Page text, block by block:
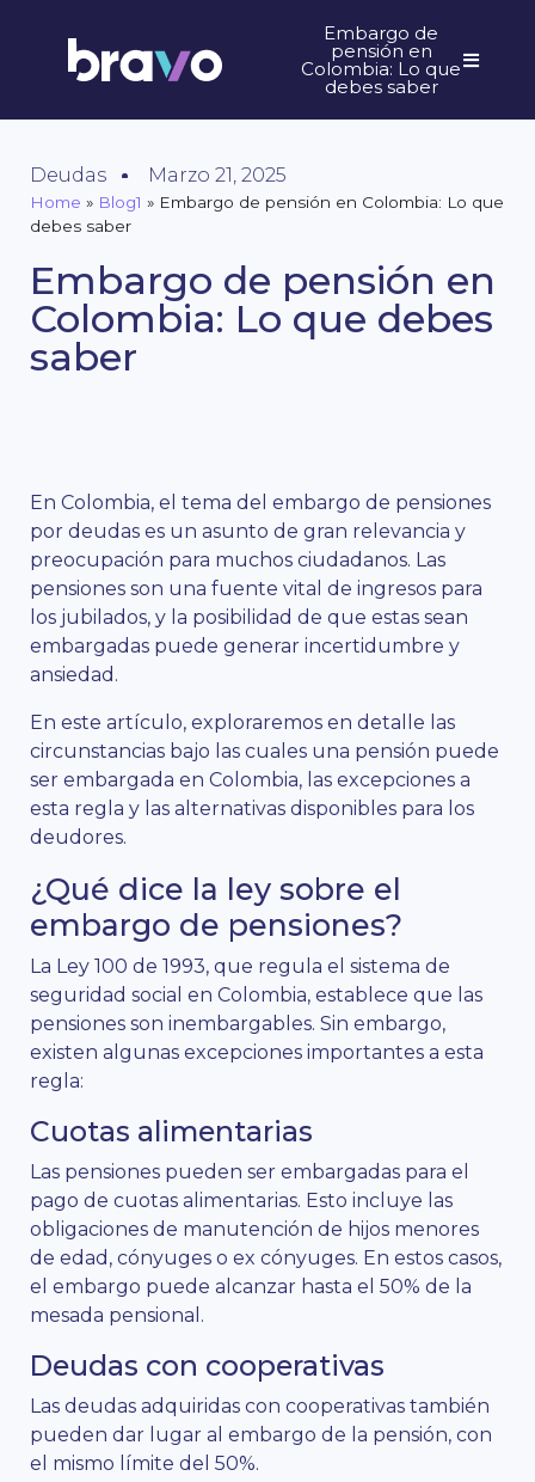
Embargo de
pensión en
Colombia: Lo que
debes saber
Deudas Marzo 21, 2025
Home » Blog1 » Embargo de pensión en Colombia: Lo que
debes saber
Embargo de pensión en
Colombia: Lo que debes
saber
En Colombia, el tema del embargo de pensiones
por deudas es un asunto de gran relevancia y
preocupación para muchos ciudadanos. Las
pensiones son una fuente vital de ingresos para
los jubilados, y la posibilidad de que estas sean
embargadas puede generar incertidumbre y
ansiedad.
En este artículo, exploraremos en detalle las
circunstancias bajo las cuales una pensión puede
ser embargada en Colombia, las excepciones a
esta regla y las alternativas disponibles para los
deudores.
¿Qué dice la ley sobre el
embargo de pensiones?
La Ley 100 de 1993, que regula el sistema de
seguridad social en Colombia, establece que las
pensiones son inembargables. Sin embargo,
existen algunas excepciones importantes a esta
regla:
Cuotas alimentarias
Las pensiones pueden ser embargadas para el
pago de cuotas alimentarias. Esto incluye las
obligaciones de manutención de hijos menores
de edad, cónyuges o ex cónyuges. En estos casos,
el embargo puede alcanzar hasta el 50% de la
mesada pensional.
Deudas con cooperativas
Las deudas adquiridas con cooperativas también
pueden dar lugar al embargo de la pensión, con
el mismo límite del 50%.